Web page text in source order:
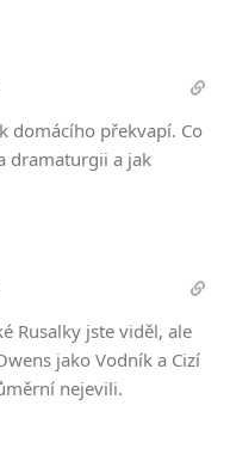
domácího překvapí. Co
dramaturgii a jak
Rusalky jste viděl, ale
jako Vodník a Cizí
nejevili.